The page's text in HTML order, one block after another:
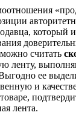
который
считать
ленту,
ее
и
лента.